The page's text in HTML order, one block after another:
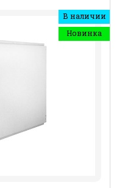
В наличии
Новинка